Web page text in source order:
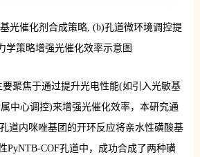
光催化剂合成策略, (b)孔道微环境调控提
学策略增强光催化效率示意图
聚焦于通过提升光电性能(如引入光敏基
中心调控)来增强光催化效率，本研究通
道内咪唑基团的开环反应将亲水性磺酸基
PyNTB-COF孔道中，成功合成了两种磺